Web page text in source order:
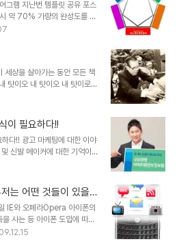
결고리로 이어지면서, 그 아
지만 그 정서와 애환이 느껴졌
즈(헬렌 포스터 스노우의 필
그 ..
그램 지난번 템플릿 공유 포스
약 70% 가량의 완성도를 갖
그룹으로 묶었을 경우는 개
서로 만들게 된다면 저 나름대
게 되겠지만, 혹 공유해드린 템
을 만셨다면, 부디 좋으신 마음
다면 정말로 좋겠습니다. 제
는 단절을 원하는 악의 헤게모
..
세상을 살아가는 동안 모든 책
탓이오 내 탓이오 내 탓이로
씹어 봐야할 말이라고 생각
각하자면, 성공 또한 나만의
할 수 도 있습니다. 그래서인지
에 너무도 진하게 이말은 우리
였던 고려 및 조선시대와 식민
지닌자들의 이루기 쉬운 성취
이 필요하다!!
다!! 광고 마케팅에 대한 이야
신발 메이커에 대한 기억이라
고 마케팅의 한가지 형태를 말
전 솔직히 말해서 일부 연예인
정적으로 생각하지 않습니다.
활을 잃어버리고 그 나름대로
부라는 주장에 대해서는 일부
그러나, 그것이 어디에서 부터
는 어떤 것들이 있을
IE와 오페라Opera 아이폰의
사는 등 아이폰 도입에 따른
같습니다. 하지만, 아이폰에